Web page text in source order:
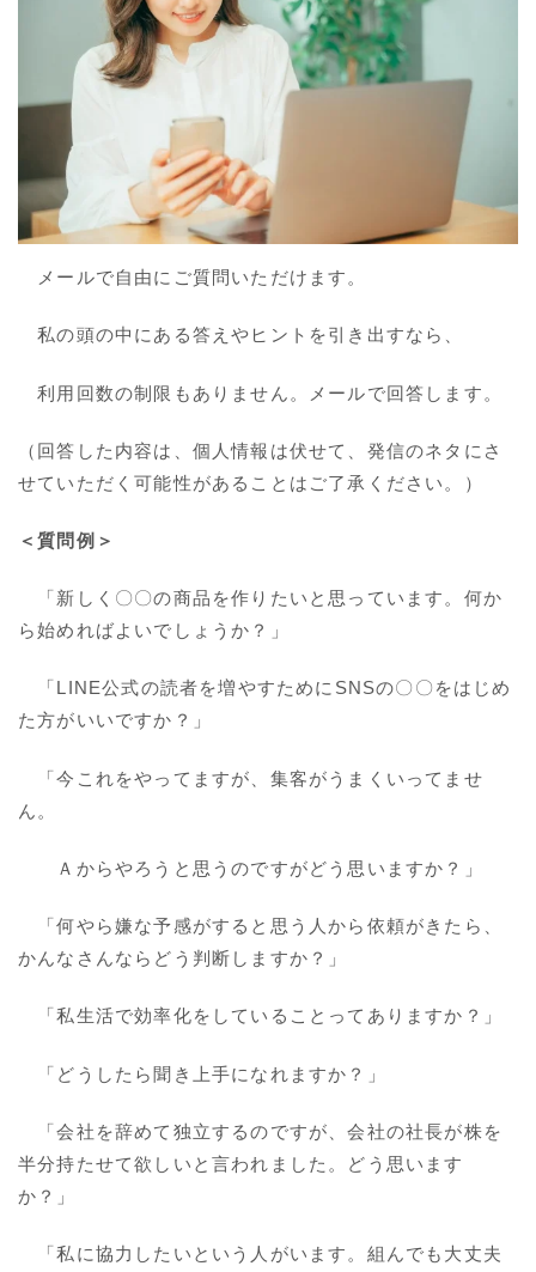
メールで自由にご質問いただけます。
私の頭の中にある答えやヒントを引き出すなら、
利用回数の制限もありません。メールで回答します。
（回答した内容は、個人情報は伏せて、発信のネタにさ
せていただく可能性があることはご了承ください。）
＜質問例＞
「新しく〇〇の商品を作りたいと思っています。何か
ら始めればよいでしょうか？」
「LINE公式の読者を増やすためにSNSの〇〇をはじめ
た方がいいですか？」
「今これをやってますが、集客がうまくいってませ
ん。
Ａからやろうと思うのですがどう思いますか？」
「何やら嫌な予感がすると思う人から依頼がきたら、
かんなさんならどう判断しますか？」
「私生活で効率化をしていることってありますか？」
「どうしたら聞き上手になれますか？」
「会社を辞めて独立するのですが、会社の社長が株を
半分持たせて欲しいと言われました。どう思います
か？」
「私に協力したいという人がいます。組んでも大丈夫